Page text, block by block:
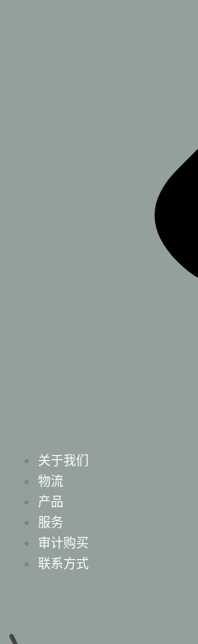
关于我们
物流
产品
服务
审计购买
联系方式